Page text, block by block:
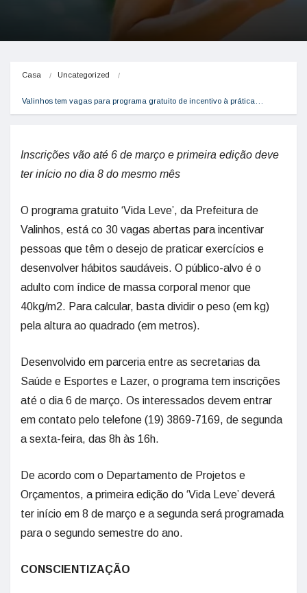
Casa Uncategorized
Valinhos tem vagas para programa gratuito de incentivo à prática…
Inscrições vão até 6 de março e primeira edição deve
ter início no dia 8 do mesmo mês
O programa gratuito ‘Vida Leve’, da Prefeitura de
Valinhos, está co 30 vagas abertas para incentivar
pessoas que têm o desejo de praticar exercícios e
desenvolver hábitos saudáveis. O público-alvo é o
adulto com índice de massa corporal menor que
40kg/m2. Para calcular, basta dividir o peso (em kg)
pela altura ao quadrado (em metros).
Desenvolvido em parceria entre as secretarias da
Saúde e Esportes e Lazer, o programa tem inscrições
até o dia 6 de março. Os interessados devem entrar
em contato pelo telefone (19) 3869-7169, de segunda
a sexta-feira, das 8h às 16h.
De acordo com o Departamento de Projetos e
Orçamentos, a primeira edição do ‘Vida Leve’ deverá
ter início em 8 de março e a segunda será programada
para o segundo semestre do ano.
CONSCIENTIZAÇÃO